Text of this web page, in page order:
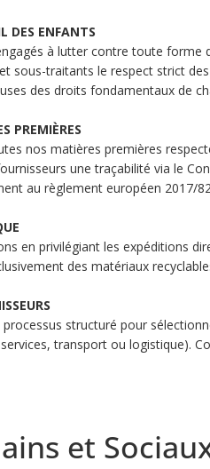
DES ENFANTS
à lutter contre toute forme
sous-traitants le respect strict
des droits fondamentaux de
PREMIÈRES
nos matières premières
une traçabilité via le
au règlement européen 2017/
en privilégiant les expéditions
des matériaux
structuré pour
transport ou logistique).
et